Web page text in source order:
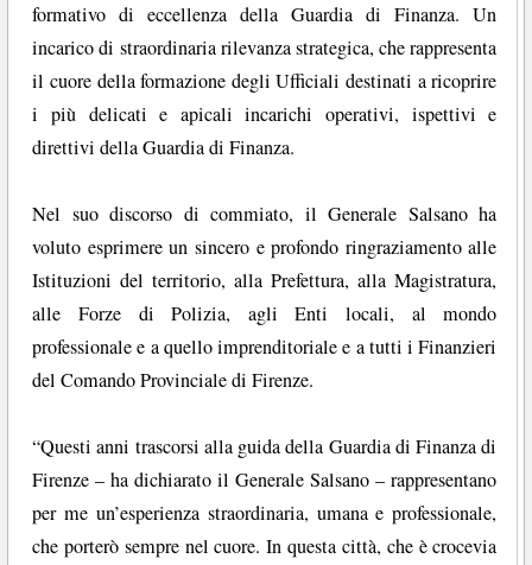
formativo di eccellenza della Guardia di Finanza. Un
incarico di straordinaria rilevanza strategica, che rappresenta
il cuore della formazione degli Ufficiali destinati a ricoprire
i più delicati e apicali incarichi operativi, ispettivi e
direttivi della Guardia di Finanza.
Nel suo discorso di commiato, il Generale Salsano ha
voluto esprimere un sincero e profondo ringraziamento alle
Istituzioni del territorio, alla Prefettura, alla Magistratura,
alle Forze di Polizia, agli Enti locali, al mondo
professionale e a quello imprenditoriale e a tutti i Finanzieri
del Comando Provinciale di Firenze.
“Questi anni trascorsi alla guida della Guardia di Finanza di
Firenze – ha dichiarato il Generale Salsano – rappresentano
per me un’esperienza straordinaria, umana e professionale,
che porterò sempre nel cuore. In questa città, che è crocevia